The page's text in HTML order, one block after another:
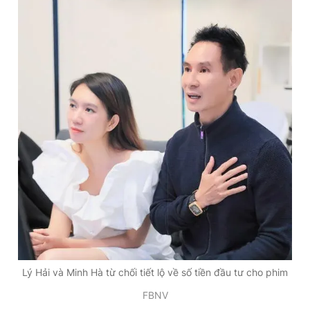
Lý Hải và Minh Hà từ chối tiết lộ về số tiền đầu tư cho phim
FBNV